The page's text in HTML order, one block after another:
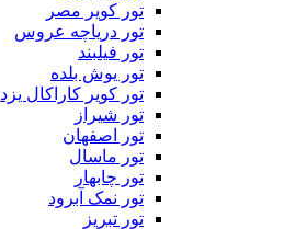
تور کویر مصر
تور دریاچه عروس
تور فیلبند
تور یوش بلده
تور کویر کاراکال یزد
تور شیراز
تور اصفهان
تور ماسال
تور چابهار
تور نمک آبرود
تور تبریز